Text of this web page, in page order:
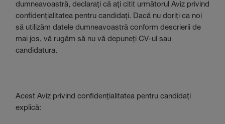
dumneavoastră, declarați că ați citit următorul Aviz privind
confidențialitatea pentru candidați. Dacă nu doriți ca noi
să utilizăm datele dumneavoastră conform descrierii de
mai jos, vă rugăm să nu vă depuneți CV-ul sau
candidatura.
Acest Aviz privind confidențialitatea pentru candidați
explică: